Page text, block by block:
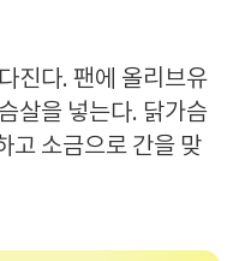
진다. 팬에 올리브유
살을 넣는다. 닭가슴
고 소금으로 간을 맞